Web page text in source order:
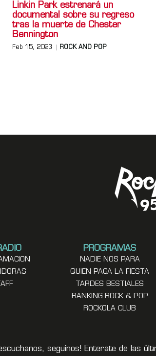
Linkin Park estrenará un
documental sobre su regreso
tras la muerte de Chester
Bennington
Feb 15, 2023 ROCK AND POP
PROGRAMAS
NADIE NOS PARA
QUIEN PAGA LA FIESTA
TARDES BESTIALES
RANKING ROCK & POP
ROCKOLA CLUB
seguínos! Enterate de las